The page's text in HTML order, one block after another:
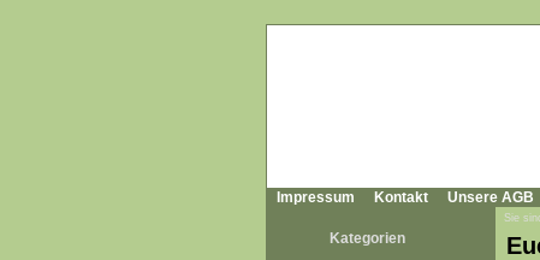
Impressum Kontakt Unsere AGB
Kategorien
Sie